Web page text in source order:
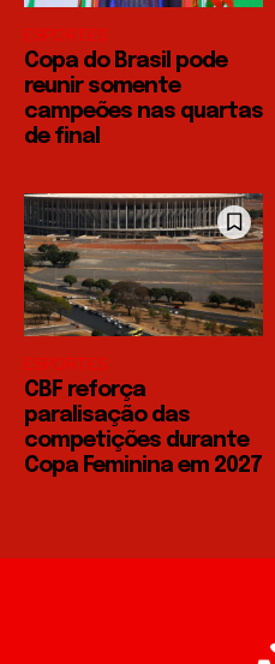
ESPORTES
Copa do Brasil pode
reunir somente
campeões nas quartas
de final
ESPORTES
CBF reforça
paralisação das
competições durante
Copa Feminina em 2027